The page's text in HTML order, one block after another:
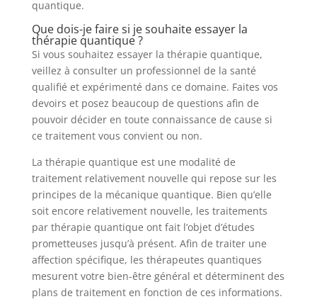
quantique.
Que dois-je faire si je souhaite essayer la
thérapie quantique ?
Si vous souhaitez essayer la thérapie quantique,
veillez à consulter un professionnel de la santé
qualifié et expérimenté dans ce domaine. Faites vos
devoirs et posez beaucoup de questions afin de
pouvoir décider en toute connaissance de cause si
ce traitement vous convient ou non.
La thérapie quantique est une modalité de
traitement relativement nouvelle qui repose sur les
principes de la mécanique quantique. Bien qu’elle
soit encore relativement nouvelle, les traitements
par thérapie quantique ont fait l’objet d’études
prometteuses jusqu’à présent. Afin de traiter une
affection spécifique, les thérapeutes quantiques
mesurent votre bien-être général et déterminent des
plans de traitement en fonction de ces informations.